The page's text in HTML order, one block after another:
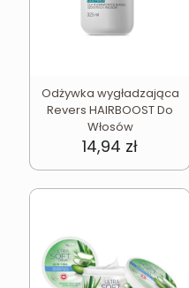
Odżywka wygładzająca
Revers HAIRBOOST Do
Włosów
14,94 zł